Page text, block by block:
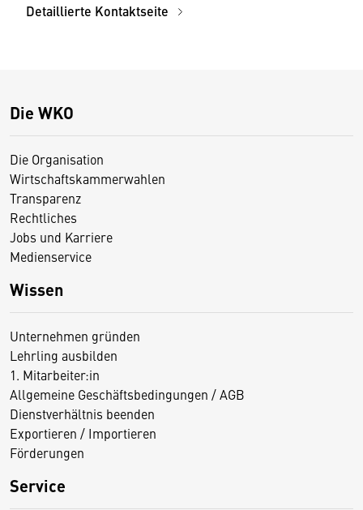
Detaillierte Kontaktseite
Die WKO
Die Organisation
Wirtschaftskammerwahlen
Transparenz
Rechtliches
Jobs und Karriere
Medienservice
Wissen
Unternehmen gründen
Lehrling ausbilden
1. Mitarbeiter:in
Allgemeine Geschäftsbedingungen / AGB
Dienstverhältnis beenden
Exportieren / Importieren
Förderungen
Service